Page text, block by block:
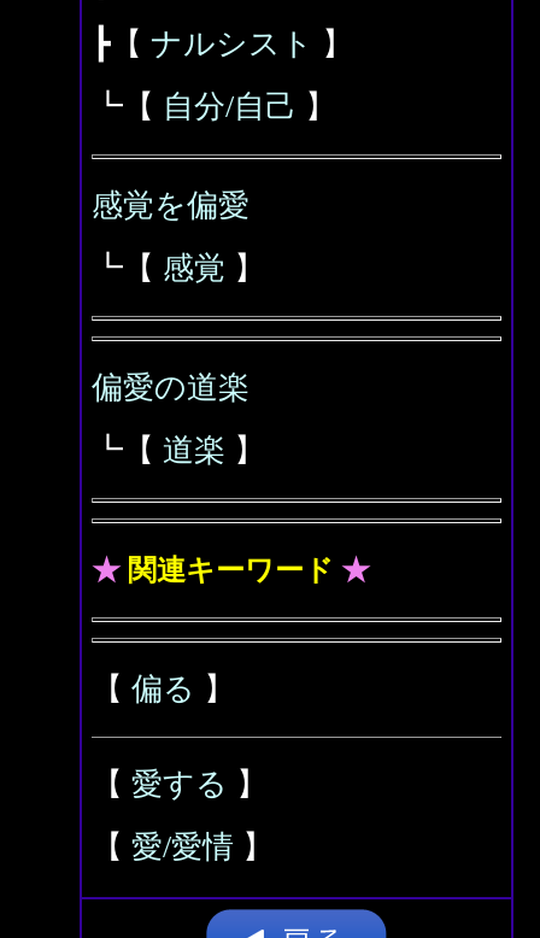
┣【 ナルシスト
】
┗【 自分/自己 】
感覚を偏愛
┗【 感覚 】
偏愛の道楽
┗【 道楽 】
★ 関連キーワード ★
【 偏る 】
【 愛する 】
【 愛/愛情 】